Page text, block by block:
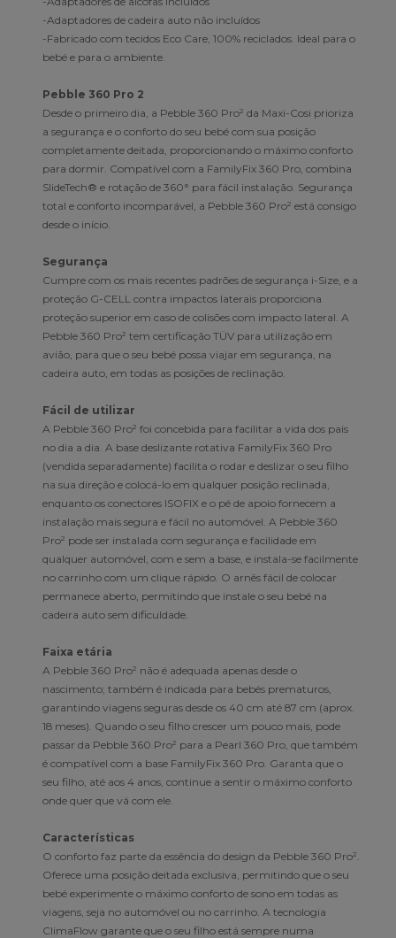
-Adaptadores de cadeira auto não incluídos
-Fabricado com tecidos Eco Care, 100% reciclados. Ideal para o
bebé e para o ambiente.
Pebble 360 Pro 2
Desde o primeiro dia, a Pebble 360 Pro² da Maxi-Cosi prioriza
a segurança e o conforto do seu bebé com sua posição
completamente deitada, proporcionando o máximo conforto
para dormir. Compatível com a FamilyFix 360 Pro, combina
SlideTech® e rotação de 360° para fácil instalação. Segurança
total e conforto incomparável, a Pebble 360 Pro² está consigo
desde o início.
Segurança
Cumpre com os mais recentes padrões de segurança i-Size, e a
proteção G-CELL contra impactos laterais proporciona
proteção superior em caso de colisões com impacto lateral. A
Pebble 360 Pro² tem certificação TÜV para utilização em
avião, para que o seu bebé possa viajar em segurança, na
cadeira auto, em todas as posições de reclinação.
Fácil de utilizar
A Pebble 360 Pro² foi concebida para facilitar a vida dos pais
no dia a dia. A base deslizante rotativa FamilyFix 360 Pro
(vendida separadamente) facilita o rodar e deslizar o seu filho
na sua direção e colocá-lo em qualquer posição reclinada,
enquanto os conectores ISOFIX e o pé de apoio fornecem a
instalação mais segura e fácil no automóvel. A Pebble 360
Pro² pode ser instalada com segurança e facilidade em
qualquer automóvel, com e sem a base, e instala-se facilmente
no carrinho com um clique rápido. O arnês fácil de colocar
permanece aberto, permitindo que instale o seu bebé na
cadeira auto sem dificuldade.
Faixa etária
A Pebble 360 Pro² não é adequada apenas desde o
nascimento; também é indicada para bebés prematuros,
garantindo viagens seguras desde os 40 cm até 87 cm (aprox.
18 meses). Quando o seu filho crescer um pouco mais, pode
passar da Pebble 360 Pro² para a Pearl 360 Pro, que também
é compatível com a base FamilyFix 360 Pro. Garanta que o
seu filho, até aos 4 anos, continue a sentir o máximo conforto
onde quer que vá com ele.
Características
O conforto faz parte da essência do design da Pebble 360 Pro².
Oferece uma posição deitada exclusiva, permitindo que o seu
bebé experimente o máximo conforto de sono em todas as
viagens, seja no automóvel ou no carrinho. A tecnologia
ClimaFlow garante que o seu filho está sempre numa